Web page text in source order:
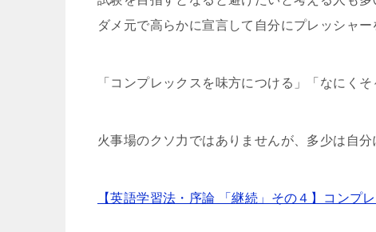
ダメ元で高らかに宣言して自分にプレッシャー
「コンプレックスを味方につける」「なにく
火事場のクソ力ではありませんが、多少は自
【英語学習法・序論 「継続」その４】コンプ